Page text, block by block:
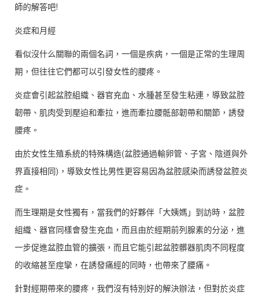
師的解答吧!
炎症和月經
看似沒什么關聯的兩個名詞，一個是疾病，一個是正常的生理周
期，但往往它們都可以引發女性的腰疼。
炎症會引起盆腔組織、器官充血、水腫甚至發生粘連，導致盆腔
韌帶、肌肉受到壓迫和牽拉，進而牽拉腰骶部韌帶和關節，誘發
腰疼。
由於女性生殖系統的特殊構造(盆腔通過輸卵管、子宮、陰道與外
界直接相同)，導致女性比男性更容易因為盆腔感染而誘發盆腔炎
症。
而生理期是女性獨有，當我們的好夥伴「大姨媽」到訪時，盆腔
組織、器官同樣會發生充血，而且由於經期前列腺素的分泌，進
一步促進盆腔血管的擴張，而且它能引起盆腔髒器肌肉不同程度
的收縮甚至痙攣，在誘發痛經的同時，也帶來了腰痛。
針對經期帶來的腰疼，我們沒有特別好的解決辦法，但對於炎症